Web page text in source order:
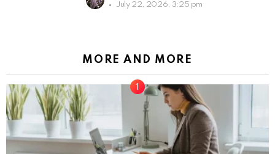
July 22, 2026, 3:25 pm
MORE AND MORE